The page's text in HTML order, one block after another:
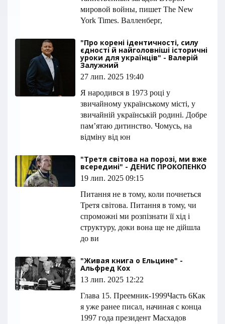
мировой войны, пишет The New
York Times. Валленберг,
"Про корені ідентичності, силу
єдності й найголовніші історичні
уроки для українців" - Валерій
Залужний
27 лип. 2025 19:40
Я народився в 1973 році у
звичайному українському місті, у
звичайній українській родині. Добре
пам’ятаю дитинство. Чомусь, на
відміну від юн
"Третя світова на порозі, ми вже
всередині" - ДЕНИС ПРОКОПЕНКО
19 лип. 2025 09:15
Питання не в тому, коли почнеться
Третя світова. Питання в тому, чи
спроможні ми розпізнати її хід і
структуру, доки вона ще не дійшла
до ви
"Живая книга о Ельцине" -
Альфред Кох
13 лип. 2025 12:22
Глава 15. Преемник-1999Часть 6Как
я уже ранее писал, начиная с конца
1997 года президент Масхадов